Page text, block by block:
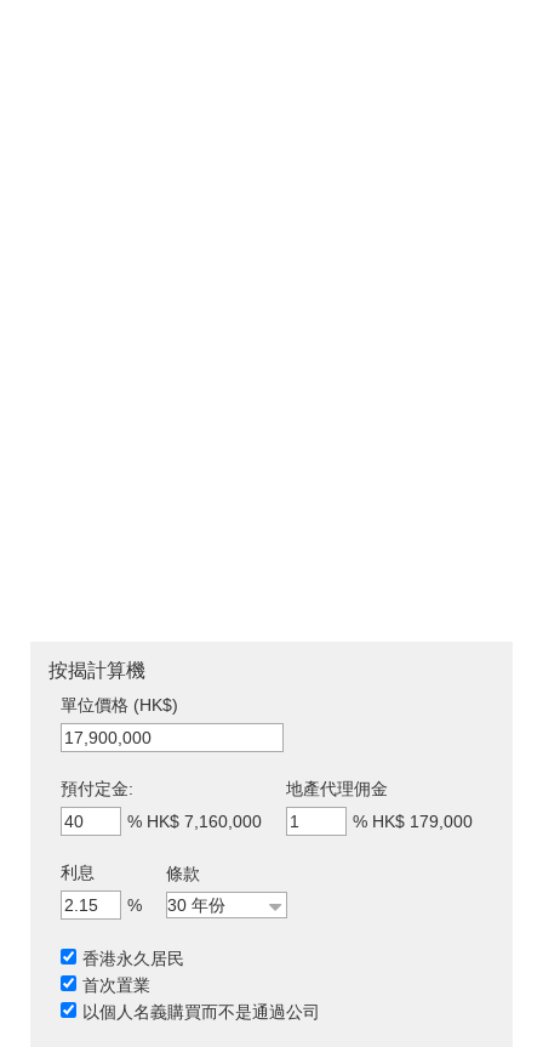
按揭計算機
單位價格 (HK$)
預付定金:
% HK$ 7,160,000
地產代理佣金
% HK$ 179,000
利息
%
條款
香港永久居民
首次置業
以個人名義購買而不是通過公司